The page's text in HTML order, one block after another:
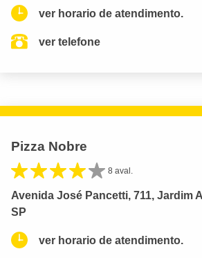
ver horario de atendimento.
ver telefone
Pizza Nobre
8 aval.
Avenida José Pancetti, 711, Jardim
SP
ver horario de atendimento.